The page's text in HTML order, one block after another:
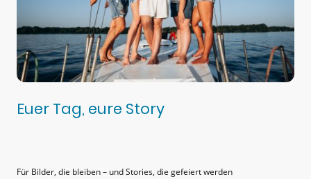
Euer Tag, eure Story
Für Bilder, die bleiben – und Stories, die gefeiert werden